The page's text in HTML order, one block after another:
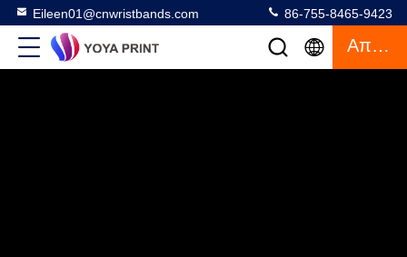
Eileen01@cnwristbands.com 86-755-8465-9423
Απόσπασμα